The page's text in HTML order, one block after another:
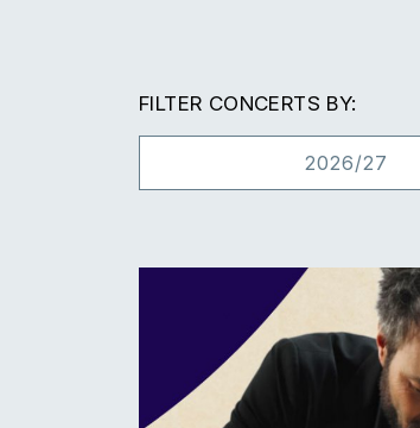
FILTER CONCERTS BY:
2026/27